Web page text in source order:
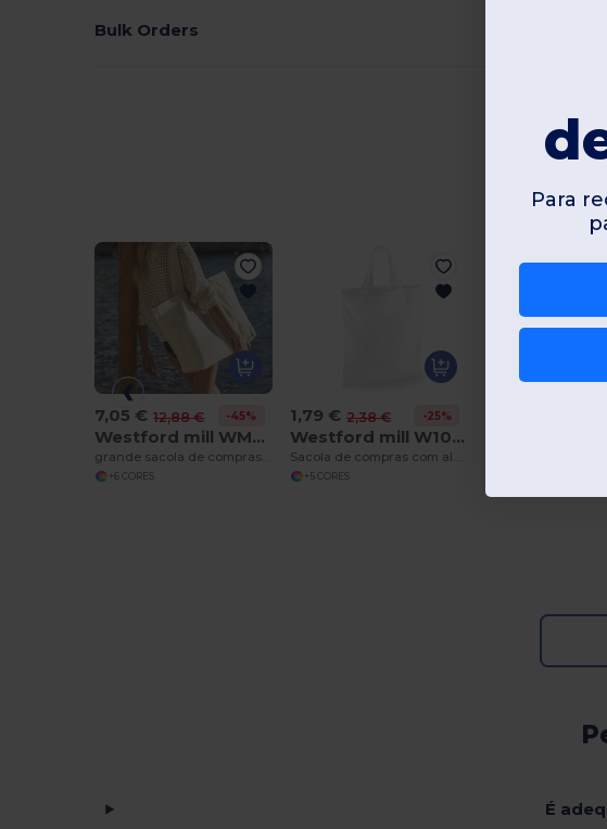
Bulk Orders
7,05 € 12,88 € -45%
Westford mill WM855
+6 CORES
1,79 € 2,38 € -25%
Westford mill W101S
+5 CORES
É
Para